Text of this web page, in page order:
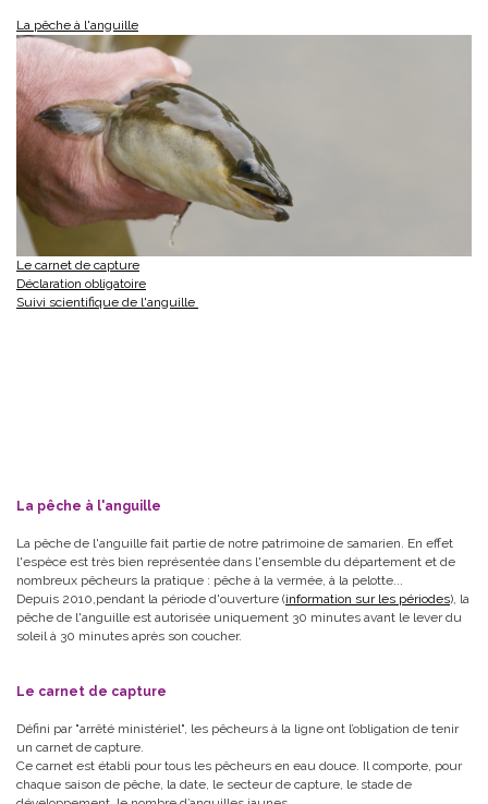
La pêche à l'anguille
Le carnet de capture
Déclaration obligatoire
Suivi scientifique de l'anguille
La pêche à l'anguille
La pêche de l'anguille fait partie de notre patrimoine de samarien. En effet
l'espèce est très bien représentée dans l'ensemble du département et de
nombreux pêcheurs la pratique : pêche à la vermée, à la pelotte...
Depuis 2010,pendant la période d'ouverture (information sur les périodes), la
pêche de l'anguille est autorisée uniquement 30 minutes avant le lever du
soleil à 30 minutes après son coucher.
Le carnet de capture
Défini par "arrêté ministériel", les pêcheurs à la ligne ont l’obligation de tenir
un carnet de capture.
Ce carnet est établi pour tous les pêcheurs en eau douce. Il comporte, pour
chaque saison de pêche, la date, le secteur de capture, le stade de